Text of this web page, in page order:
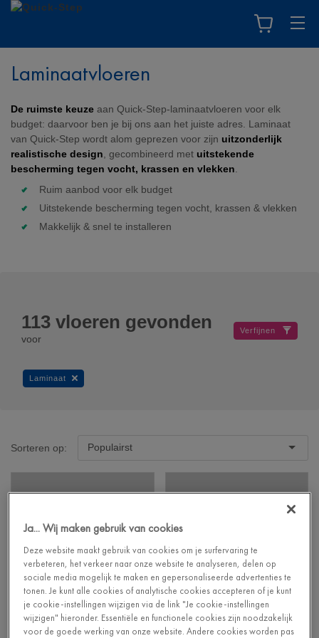
Laminaatvloeren
De ruimste keuze aan Quick-Step-laminaatvloeren voor elk
budget: daarvoor ben je bij ons aan het juiste adres. Laminaat
van Quick-Step wordt alom geprezen voor zijn uitzonderlijk
realistische design , gecombineerd met uitstekende
bescherming tegen vocht, krassen en vlekken
Ruim aanbod voor elk budget
Uitstekende bescherming tegen vocht, krassen & vlekken
Makkelijk & snel te installeren
113 vloeren gevonden
voor
Verfijnen
Laminaat
Sorteren op: Populairst
Ja... Wij maken gebruik van cookies
Deze website maakt gebruik van cookies om je surfervaring te
verbeteren, het verkeer naar onze website te analyseren, delen op
sociale media mogelijk te maken en gepersonaliseerde advertenties te
tonen. Je kunt alle cookies of analytische cookies accepteren of je kunt
je cookie-instellingen wijzigen via de link "Je cookie-instellingen
wijzigen" hieronder. Essentiële en functionele cookies zijn noodzakelijk
voor de goede werking van onze website. Andere cookies worden pas